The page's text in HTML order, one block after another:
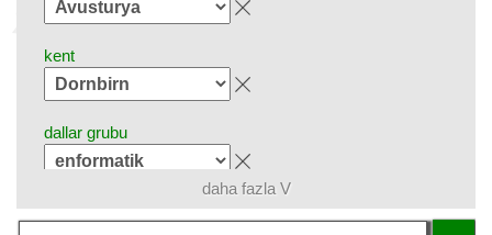
kent
dallar grubu
dil
daha fazla V